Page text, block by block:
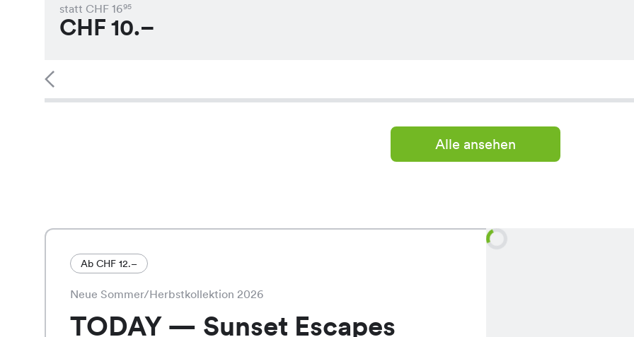
statt CHF 1695
CHF 10.–
Alle ansehen
Ab CHF 12.–
Neue Sommer/Herbstkollektion 2026
TODAY — Sunset Escapes